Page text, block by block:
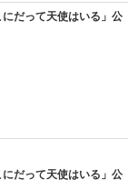
だって天使はいる」公
だって天使はいる」公